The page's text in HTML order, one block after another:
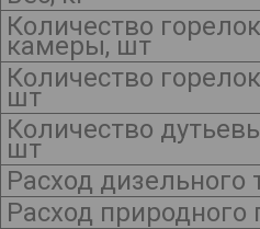
Количество
камеры, шт
Количество
шт
Количество
шт
Расход дизельного
Расход природного